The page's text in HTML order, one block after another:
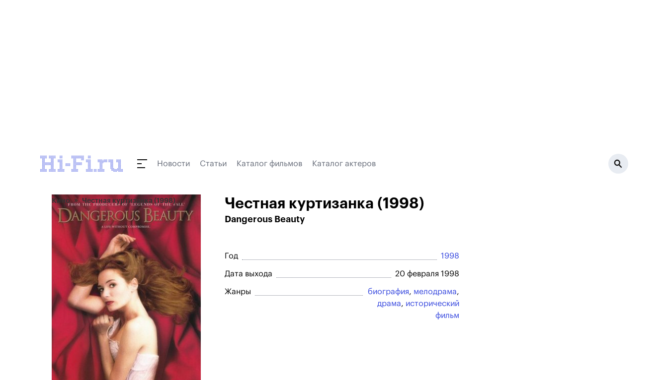
Новости Статьи Каталог фильмов Каталог актеров
Кино Честная куртизанка (1998) Честная куртизанка (1998)
Dangerous Beauty
Год 1998
Дата выхода 20 февраля 1998
Жанры биография, мелодрама,
драма, исторический
фильм